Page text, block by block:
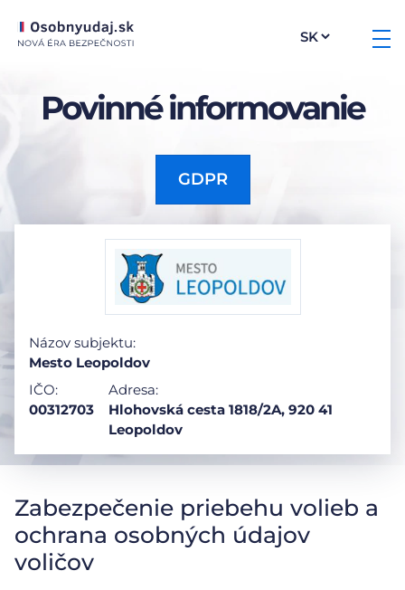
Povinné informovanie
GDPR
Názov subjektu:
Mesto Leopoldov
IČO:
00312703
Adresa:
Hlohovská cesta 1818/2A, 920 41
Leopoldov
Zabezpečenie priebehu volieb a
ochrana osobných údajov
voličov